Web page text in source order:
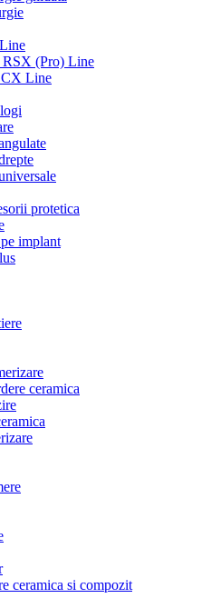
RSX (Pro) Line
Line
protetica
implant
ceramica
ceramica si compozit